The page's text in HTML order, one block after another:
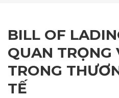
BILL OF
QUAN TRỌNG
TRONG
TẾ